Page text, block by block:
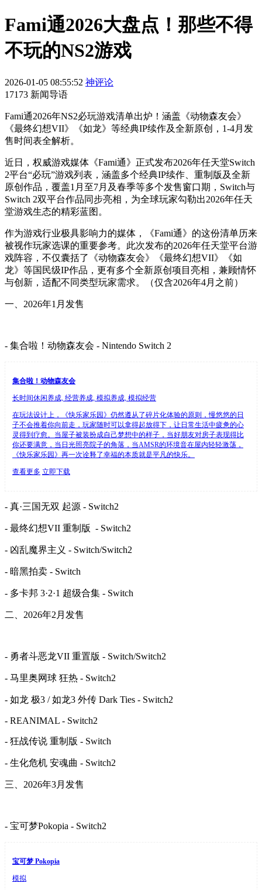
Fami通2026大盘点！那些不得
不玩的NS2游戏
2026-01-05 08:55:52 神评论
17173 新闻导语
Fami通2026年NS2必玩游戏清单出炉！涵盖《动物森友会》
《最终幻想VII》《如龙》等经典IP续作及全新原创，1-4月发
售时间表全解析。
近日，权威游戏媒体《Fami通》正式发布2026年任天堂Switch
2平台“必玩”游戏列表，涵盖多个经典IP续作、重制版及全新
原创作品，覆盖1月至7月及春季等多个发售窗口期，Switch与
Switch 2双平台作品同步亮相，为全球玩家勾勒出2026年任天
堂游戏生态的精彩蓝图。
作为游戏行业极具影响力的媒体，《Fami通》的这份清单历来
被视作玩家选课的重要参考。此次发布的2026年任天堂平台游
戏阵容，不仅囊括了《动物森友会》《最终幻想VII》《如
龙》等国民级IP作品，更有多个全新原创项目亮相，兼顾情怀
与创新，适配不同类型玩家需求。（仅含2026年4月之前）
一、2026年1月发售
- 集合啦！动物森友会 - Nintendo Switch 2
集合啦！动物森友会
长时间休闲养成, 经营养成, 模拟养成, 模拟经营
在玩法设计上，《快乐家乐园》仍然遵从了碎片化体验的原则，慢悠悠的日
子不会推着你向前走，玩家随时可以拿得起放得下，让日常生活中疲惫的心
灵得到疗愈。当屋子被装扮成自己梦想中的样子，当好朋友对房子表现得比
你还要满意，当日光照亮院子的角落，当AMSR的环境音在屋内轻轻激荡，
《快乐家乐园》再一次诠释了幸福的本质就是平凡的快乐。
查看更多 立即下载
- 真·三国无双 起源 - Switch2
- 最终幻想VII 重制版 - Switch2
- 凶乱魔界主义 - Switch/Switch2
- 暗黑拍卖 - Switch
- 多卡邦 3·2·1 超级合集 - Switch
二、2026年2月发售
- 勇者斗恶龙VII 重置版 - Switch/Switch2
- 马里奥网球 狂热 - Switch2
- 如龙 极3 / 如龙3 外传 Dark Ties - Switch2
- REANIMAL - Switch2
- 狂战传说 重制版 - Switch
- 生化危机 安魂曲 - Switch2
三、2026年3月发售
- 宝可梦Pokopia - Switch2
宝可梦 Pokopia
模拟